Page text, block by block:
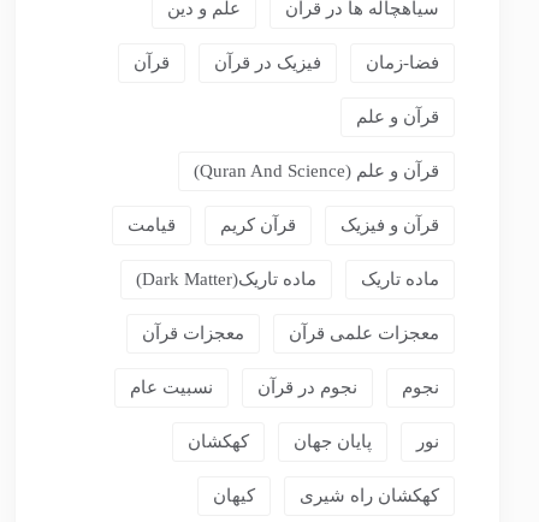
سیاهچاله ها در قرآن علم و دین
فضا-زمان فیزیک در قرآن قرآن
قرآن و علم
قرآن و علم (Quran And Science)
قرآن و فیزیک قرآن کریم قیامت
ماده تاریک ماده تاریک(dark Matter)
معجزات علمی قرآن معجزات قرآن
نجوم نجوم در قرآن نسبیت عام
نور پایان جهان کهکشان
کهکشان راه شیری کیهان